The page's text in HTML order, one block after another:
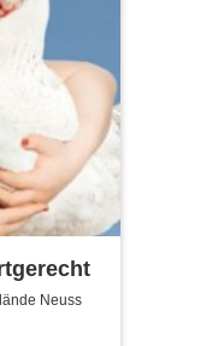
Neuss